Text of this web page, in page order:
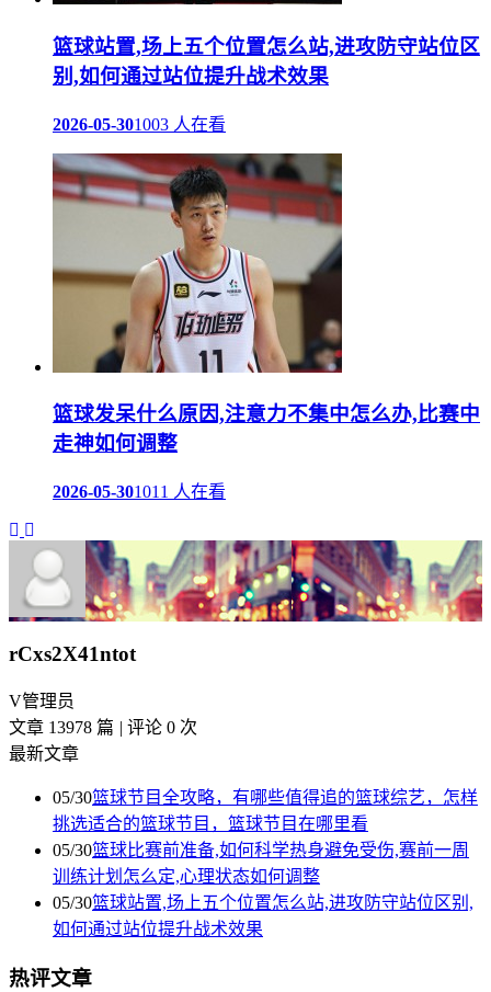
篮球站置,场上五个位置怎么站,进攻防守站位区
别,如何通过站位提升战术效果
2026-05-301003 人在看
篮球发呆什么原因,注意力不集中怎么办,比赛中
走神如何调整
2026-05-301011 人在看
rCxs2X41ntot
V管理员
文章 13978 篇
评论 0 次
最新文章
05/30篮球节目全攻略，有哪些值得追的篮球综艺，怎样
挑选适合的篮球节目，篮球节目在哪里看
05/30篮球比赛前准备,如何科学热身避免受伤,赛前一周
训练计划怎么定,心理状态如何调整
05/30篮球站置,场上五个位置怎么站,进攻防守站位区别,
如何通过站位提升战术效果
热评文章